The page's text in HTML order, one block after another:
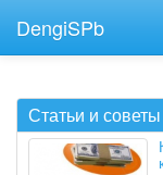
DengiSPb
Статьи и советы